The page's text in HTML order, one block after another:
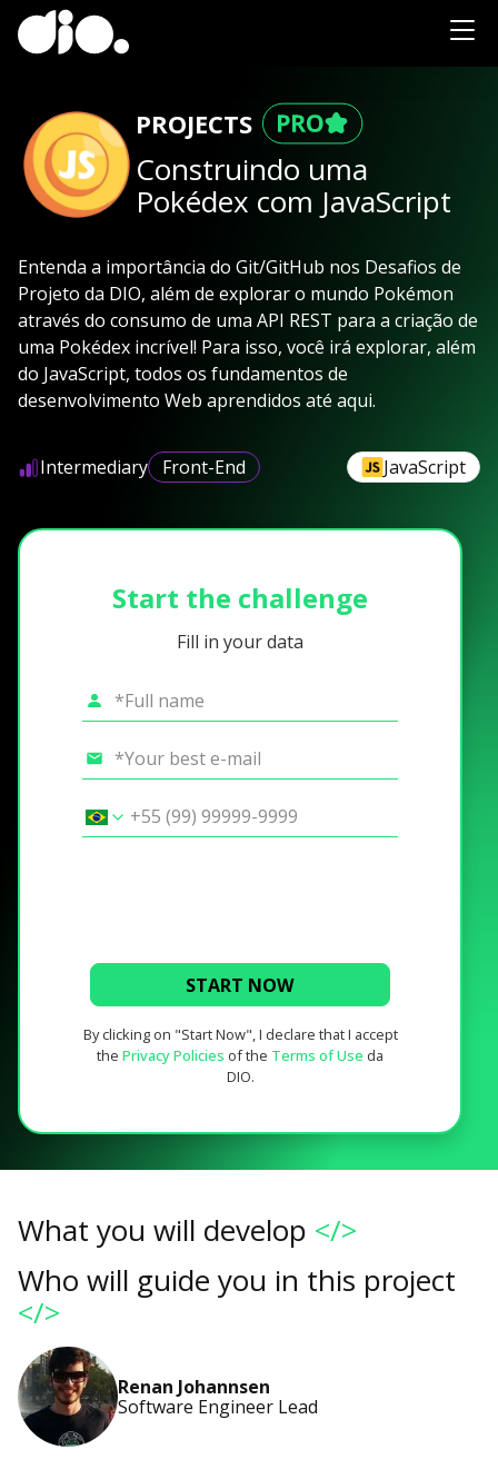
PROJECTS
Construindo uma
Pokédex com JavaScript
Entenda a importância do Git/GitHub nos Desafios de
Projeto da DIO, além de explorar o mundo Pokémon
através do consumo de uma API REST para a criação de
uma Pokédex incrível! Para isso, você irá explorar, além
do JavaScript, todos os fundamentos de
desenvolvimento Web aprendidos até aqui.
Intermediary Front-End JavaScript
Start the challenge
Fill in your data
START NOW
By clicking on "Start Now", I declare that I accept
the Privacy Policies of the Terms of Use da
DIO.
What you will develop </>
Who will guide you in this project
</>
Renan Johannsen
Software Engineer Lead